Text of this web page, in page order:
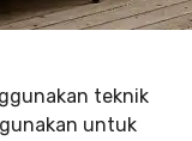
teknik
untuk